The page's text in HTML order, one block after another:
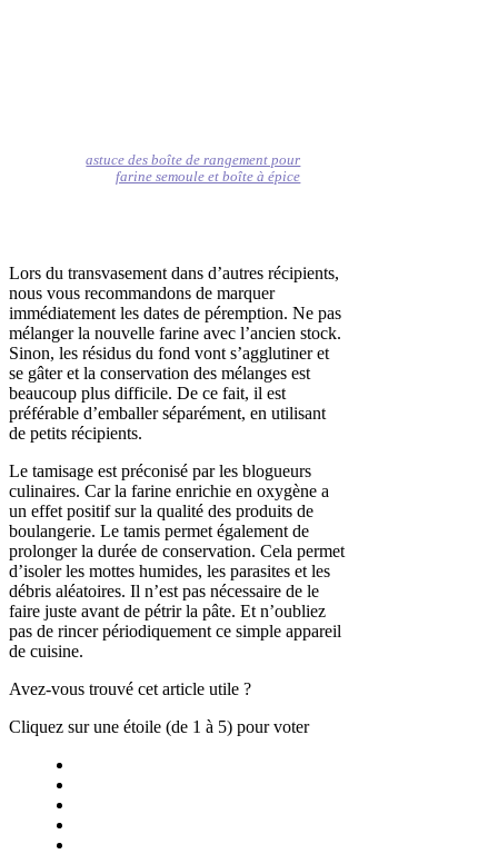
astuce des boîte de rangement pour
farine semoule et boîte à épice
Lors du transvasement dans d’autres récipients,
nous vous recommandons de marquer
immédiatement les dates de péremption. Ne pas
mélanger la nouvelle farine avec l’ancien stock.
Sinon, les résidus du fond vont s’agglutiner et
se gâter et la conservation des mélanges est
beaucoup plus difficile. De ce fait, il est
préférable d’emballer séparément, en utilisant
de petits récipients.
Le tamisage est préconisé par les blogueurs
culinaires. Car la farine enrichie en oxygène a
un effet positif sur la qualité des produits de
boulangerie. Le tamis permet également de
prolonger la durée de conservation. Cela permet
d’isoler les mottes humides, les parasites et les
débris aléatoires. Il n’est pas nécessaire de le
faire juste avant de pétrir la pâte. Et n’oubliez
pas de rincer périodiquement ce simple appareil
de cuisine.
Avez-vous trouvé cet article utile ?
Cliquez sur une étoile (de 1 à 5) pour voter